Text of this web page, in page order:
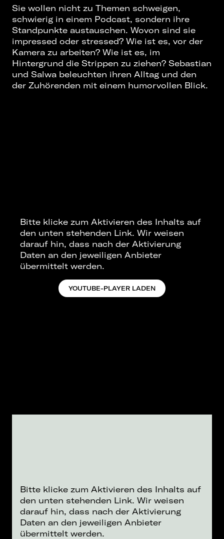
Sie wollen nicht zu Themen schweigen,
schwierig in einem Podcast, sondern ihre
Standpunkte austauschen. Wovon sind sie
impressed oder stressed? Wie ist es, vor der
Kamera zu arbeiten? Wie ist es, im
Hintergrund die Strippen zu ziehen? Sebastian
und Salwa beleuchten ihren Alltag und den
der Zuhörenden mit einem humorvollen Blick.
Bitte klicke zum Aktivieren des Inhalts auf
den unten stehenden Link. Wir weisen
darauf hin, dass nach der Aktivierung
Daten an den jeweiligen Anbieter
übermittelt werden.
YOUTUBE-PLAYER LADEN
Bitte klicke zum Aktivieren des Inhalts auf
den unten stehenden Link. Wir weisen
darauf hin, dass nach der Aktivierung
Daten an den jeweiligen Anbieter
übermittelt werden.